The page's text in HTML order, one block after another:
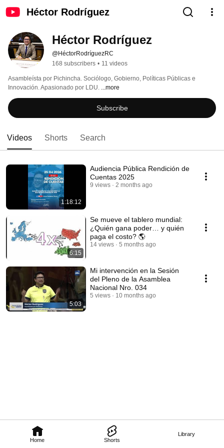
Héctor Rodríguez
Home Shorts
Library
Héctor Rodríguez
@HéctorRodríguezRC
168 subscribers • 11 videos
Asambleísta por Pichincha. Sociólogo, Gobierno, Políticas Públicas e
Innovación. Apasionado por LDU. ...more
Subscribe
Videos Shorts Search
1:18:12
Audiencia Pública Rendición de
Cuentas 2025
9 views 2 months ago
6:15
Se mueve el tablero mundial:
¿Quién gana poder… y quién
paga el costo? 🌎
14 views 5 months ago
5:03
Mi intervención en la Sesión
del Pleno de la Asamblea
Nacional Nro. 034
5 views 10 months ago